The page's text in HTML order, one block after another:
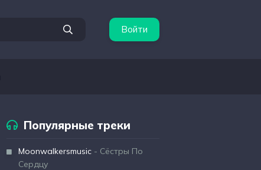
Войти
Популярные треки
Moonwalkersmusic - Сёстры По
Сердцу